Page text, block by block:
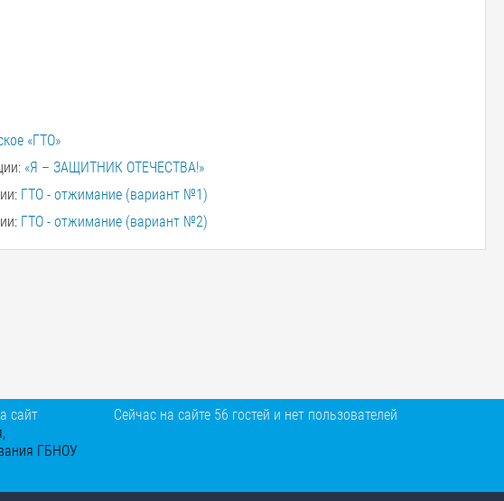
«ГТО»
«Я – ЗАЩИТНИК ОТЕЧЕСТВА!»
ГТО - отжимание (вариант №1)
ГТО - отжимание (вариант №2)
сайт
ГБНОУ
Сейчас на сайте 56 гостей и нет пользователей